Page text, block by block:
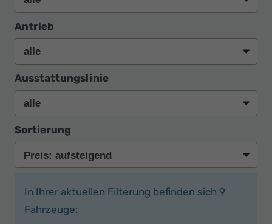
Antrieb
Ausstattungslinie
Sortierung
In Ihrer aktuellen Filterung befinden sich 9
Fahrzeuge: